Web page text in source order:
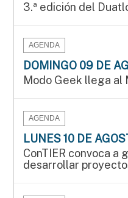
3.ª edición del
AGENDA
DOMINGO 09 DE
Modo Geek llega al
AGENDA
LUNES 10 DE
ConTIER convoca a
desarrollar